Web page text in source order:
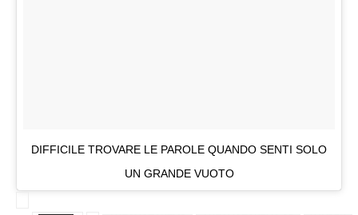
DIFFICILE TROVARE LE PAROLE QUANDO SENTI SOLO
UN GRANDE VUOTO